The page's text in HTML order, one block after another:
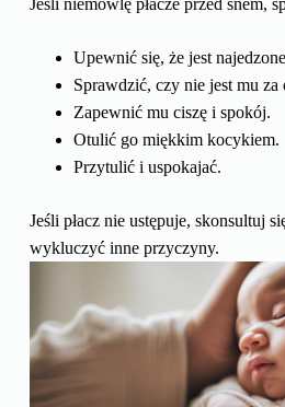
Jeśli niemowlę płacze przed snem,
Upewnić się, że jest
Sprawdzić, czy nie jest mu za
Zapewnić mu ciszę i spokój.
Otulić go miękkim kocykiem.
Przytulić i uspokajać.
Jeśli płacz nie ustępuje, skonsultuj
wykluczyć inne przyczyny.